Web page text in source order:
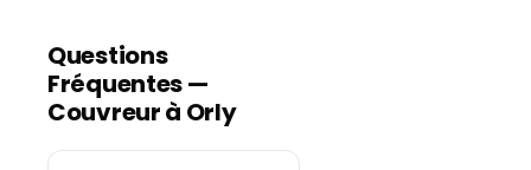
Questions
Fréquentes —
Couvreur à Orly